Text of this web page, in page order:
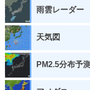
雨雲レーダー
天気図
PM2.5分布予測